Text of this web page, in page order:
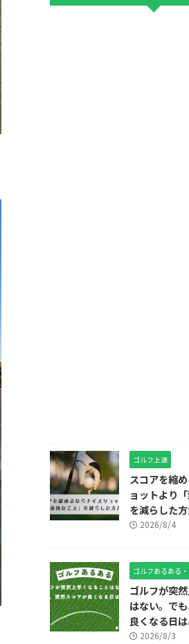
ゴルフ上達
スコアを縮
ョットより
を減らした
2026/8/4
ゴルフあるある
ゴルフが突
はない。で
良くなる日
2026/8/3